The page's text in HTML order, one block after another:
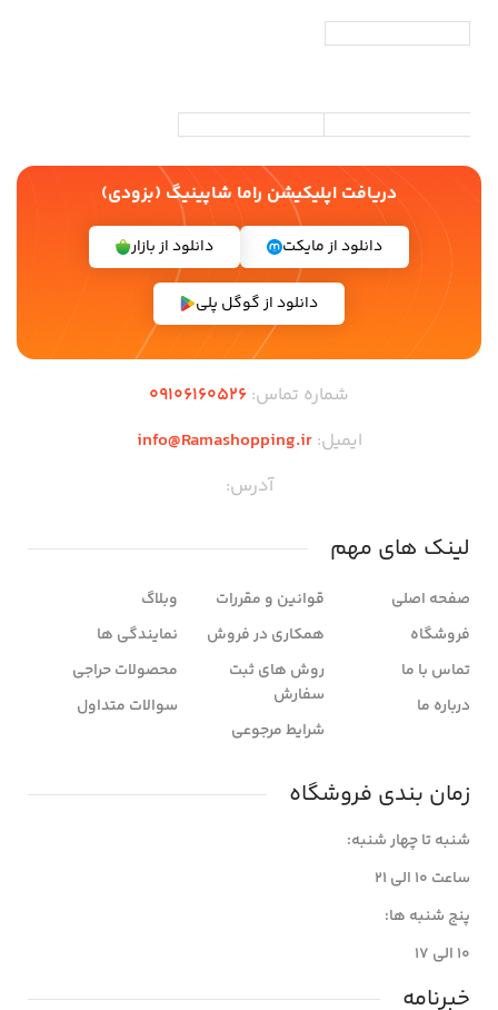
دریافت اپلیکیشن راما شاپینیگ (بزودی)
دانلود از مایکت دانلود از بازار
دانلود از گوگل پلی
شماره تماس: 09106160526
ایمیل:info@Ramashopping.ir
آدرس:
لینک های مهم
صفحه اصلی
فروشگاه
تماس با ما
درباره ما
قوانین و مقررات
همکاری در فروش
روش های ثبت
سفارش
شرایط مرجوعی
وبلاگ
نمایندگی ها
محصولات حراجی
سوالات متداول
زمان بندی فروشگاه
شنبه تا چهار شنبه:
ساعت ۱۰ الی ۲۱
پنج شنبه ها:
۱۰ الی ۱۷
خبرنامه